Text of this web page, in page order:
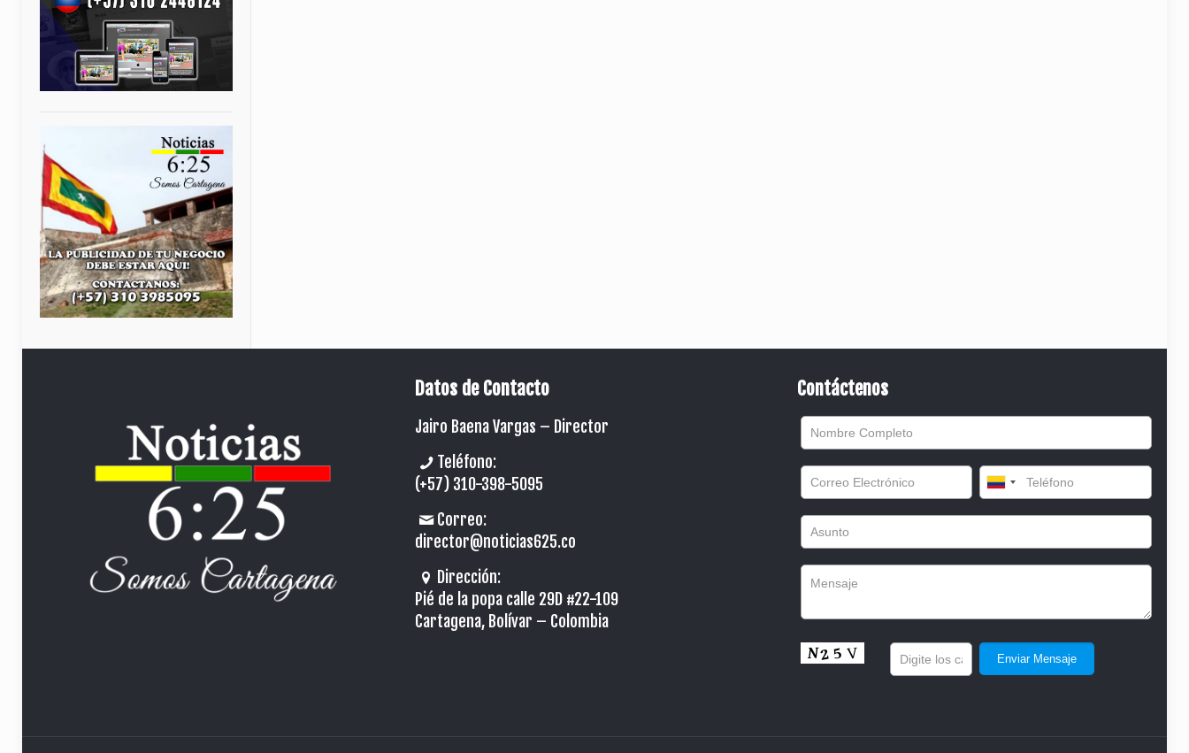
Datos de Contacto
Jairo Baena Vargas – Director
Teléfono:
(+57) 310-398-5095
Correo:
director@noticias625.co
Dirección:
Pié de la popa calle 29D #22-109
Cartagena, Bolívar – Colombia
Contáctenos